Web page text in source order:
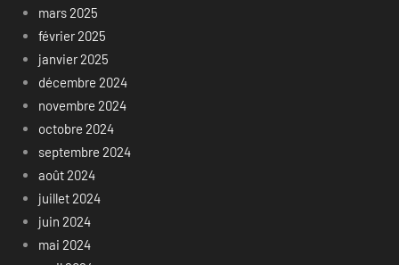
mars 2025
février 2025
janvier 2025
décembre 2024
novembre 2024
octobre 2024
septembre 2024
août 2024
juillet 2024
juin 2024
mai 2024